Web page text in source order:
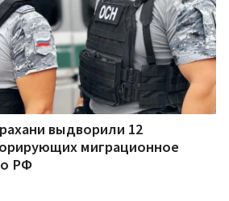
выдворили 12
миграционное
РФ